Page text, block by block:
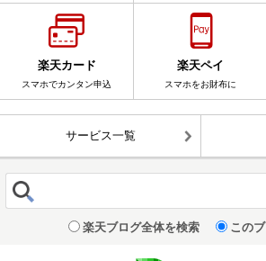
楽天カード
スマホでカンタン申込
楽天ペイ
スマホをお財布に
サービス一覧
楽天ブログ全体を検索 この